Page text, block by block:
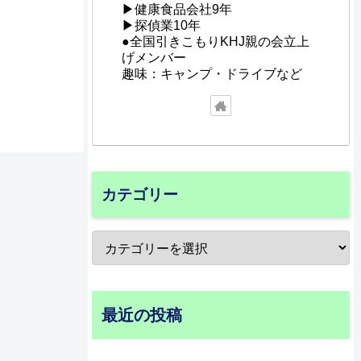
▶健康食品会社9年
▶探偵業10年
●全国引きこもりKHJ親の会立上
げメンバー
趣味：キャンプ・ドライブなど
カテゴリー
最近の投稿